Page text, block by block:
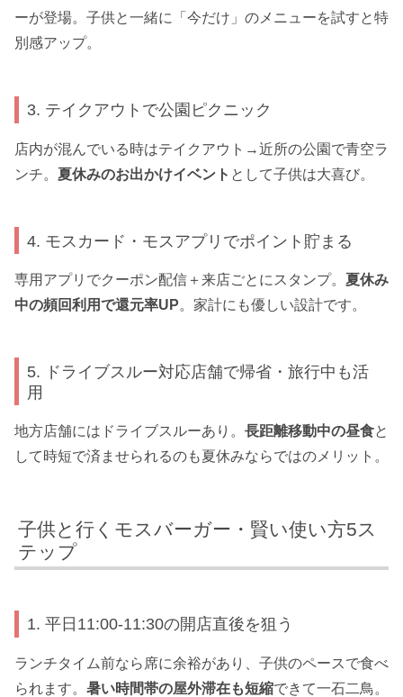
ーが登場。子供と一緒に「今だけ」のメニューを試すと特
別感アップ。
3. テイクアウトで公園ピクニック
店内が混んでいる時はテイクアウト→近所の公園で青空ラ
ンチ。 夏休みのお出かけイベント として子供は大喜び。
4. モスカード・モスアプリでポイント貯まる
専用アプリでクーポン配信＋来店ごとにスタンプ。 夏休み
中の頻回利用で還元率UP。家計にも優しい設計です。
5. ドライブスルー対応店舗で帰省・旅行中も活
用
地方店舗にはドライブスルーあり。 長距離移動中の昼食と
して時短で済ませられるのも夏休みならではのメリット。
子供と行くモスバーガー・賢い使い方5ス
テップ
1. 平日11:00-11:30の開店直後を狙う
ランチタイム前なら席に余裕があり、子供のペースで食べ
られます。 暑い時間帯の屋外滞在も短縮できて一石二鳥。